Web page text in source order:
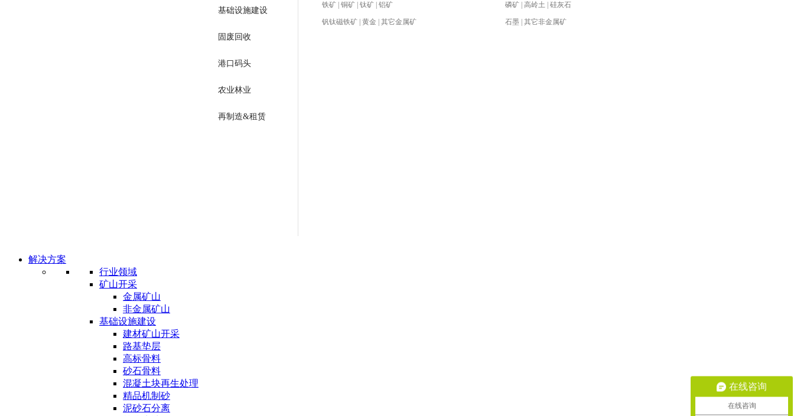
基础设施建设
固废回收
港口码头
农业林业
再制造&租赁
铁矿 | 铜矿 | 钛矿 | 铝矿
钒钛磁铁矿 | 黄金 | 其它金属矿
磷矿 | 高岭土 | 硅灰石
石墨 | 其它非金属矿
解决方案
行业领域
矿山开采
金属矿山
非金属矿山
基础设施建设
建材矿山开采
路基垫层
高标骨料
砂石骨料
混凝土块再生处理
精品机制砂
泥砂石分离
在线咨询
在线咨询